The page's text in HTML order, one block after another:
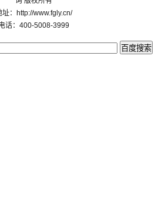
址：http://www.fgly.cn/
话：400-5008-3999